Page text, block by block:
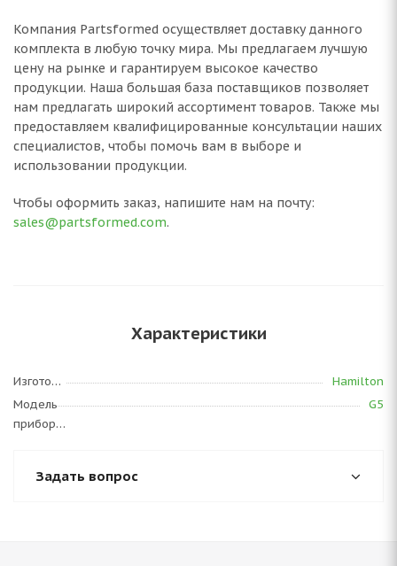
Компания Partsformed осуществляет доставку данного
комплекта в любую точку мира. Мы предлагаем лучшую
цену на рынке и гарантируем высокое качество
продукции. Наша большая база поставщиков позволяет
нам предлагать широкий ассортимент товаров. Также мы
предоставляем квалифицированные консультации наших
специалистов, чтобы помочь вам в выборе и
использовании продукции.
Чтобы оформить заказ, напишите нам на почту:
sales@partsformed.com.
Характеристики
Изготовитель
Hamilton
Модель
прибора
G5
Задать вопрос